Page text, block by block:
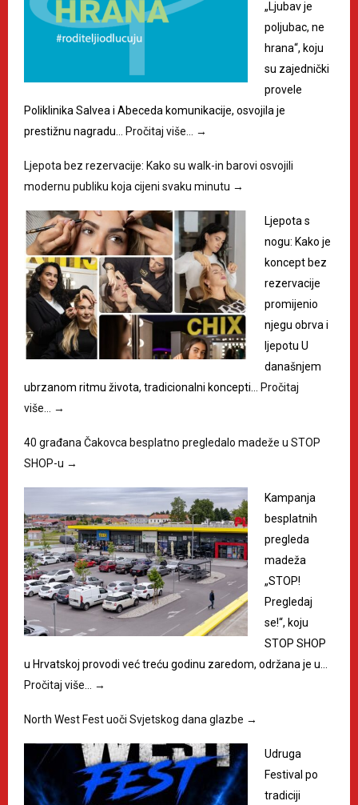
„Ljubav je
poljubac, ne
hrana“, koju
su zajednički
provele
Poliklinika Salvea i Abeceda komunikacije, osvojila je
prestižnu nagradu…
Pročitaj više… →
Ljepota bez rezervacije: Kako su walk-in barovi osvojili
modernu publiku koja cijeni svaku minutu →
Ljepota s
nogu: Kako je
koncept bez
rezervacije
promijenio
njegu obrva i
ljepotu U
današnjem
ubrzanom ritmu života, tradicionalni koncepti…
Pročitaj
više…
→
40 građana Čakovca besplatno pregledalo madeže u STOP
SHOP-u →
Kampanja
besplatnih
pregleda
madeža
„STOP!
Pregledaj
se!“, koju
STOP SHOP
u Hrvatskoj provodi već treću godinu zaredom, održana je u…
Pročitaj više…
→
North West Fest uoči Svjetskog dana glazbe →
Udruga
Festival po
tradiciji